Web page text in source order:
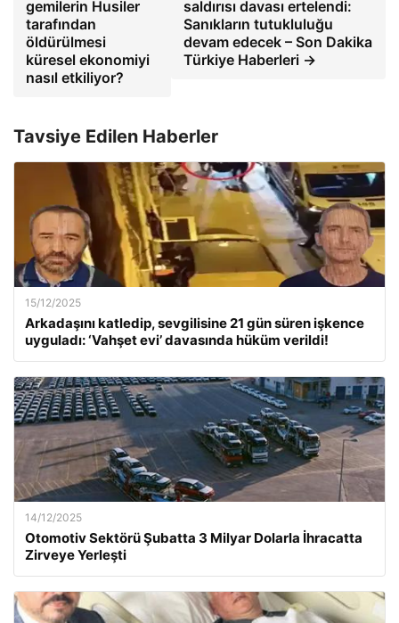
gemilerin Husiler
tarafından
öldürülmesi
küresel ekonomiyi
nasıl etkiliyor?
saldırısı davası ertelendi:
Sanıkların tutukluluğu
devam edecek – Son Dakika
Türkiye Haberleri →
Tavsiye Edilen Haberler
15/12/2025
Arkadaşını katledip, sevgilisine 21 gün süren işkence
uyguladı: ‘Vahşet evi’ davasında hüküm verildi!
14/12/2025
Otomotiv Sektörü Şubatta 3 Milyar Dolarla İhracatta
Zirveye Yerleşti